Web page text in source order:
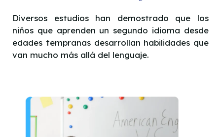
Diversos estudios han demostrado que los
niños que aprenden un segundo idioma desde
edades tempranas desarrollan habilidades que
van mucho más allá del lenguaje.